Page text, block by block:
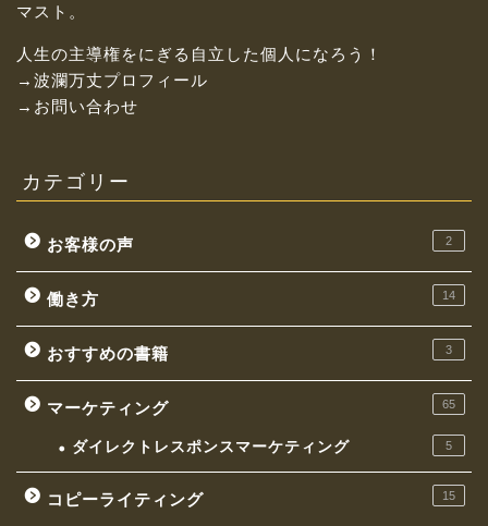
マスト。
人生の主導権をにぎる自立した個人になろう！
→波瀾万丈プロフィール
→お問い合わせ
カテゴリー
お客様の声 2
働き方 14
おすすめの書籍 3
マーケティング 65
ダイレクトレスポンスマーケティング 5
コピーライティング 15